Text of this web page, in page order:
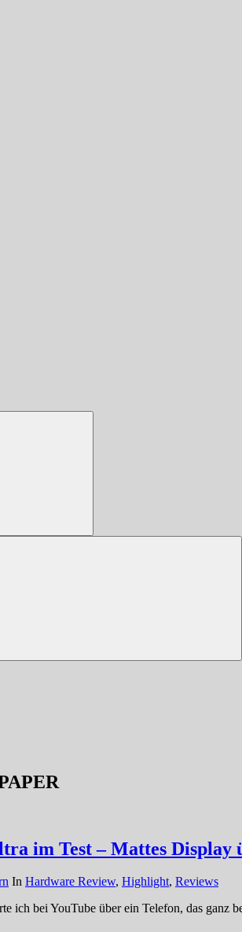
Suchen
im Test – Mattes Display
In Hardware Review, Highlight, Reviews
ich bei YouTube über ein Telefon, das